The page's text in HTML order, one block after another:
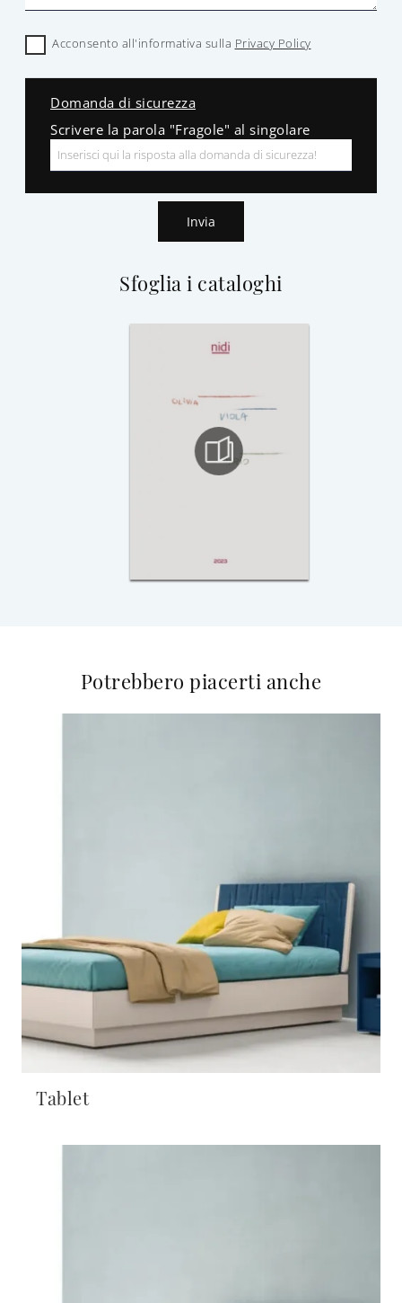
Sfoglia i cataloghi
Acconsento all'informativa sulla Privacy Policy
Domanda di sicurezza
Scrivere la parola "Fragole" al singolare
Invia
Potrebbero piacerti anche
Tablet